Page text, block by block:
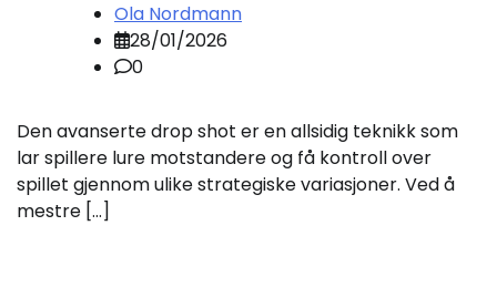
Ola Nordmann
28/01/2026
0
Den avanserte drop shot er en allsidig teknikk som
lar spillere lure motstandere og få kontroll over
spillet gjennom ulike strategiske variasjoner. Ved å
mestre […]